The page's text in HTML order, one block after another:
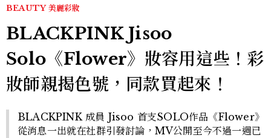
BEAUTY 美麗彩妝
BLACKPINK Jisoo
Solo《Flower》妝容用這些！彩
妝師親揭色號，同款買起來！
BLACKPINK 成員 Jisoo 首支SOLO作品《Flower》
從消息一出就在社群引發討論，MV公開至今不過一週已